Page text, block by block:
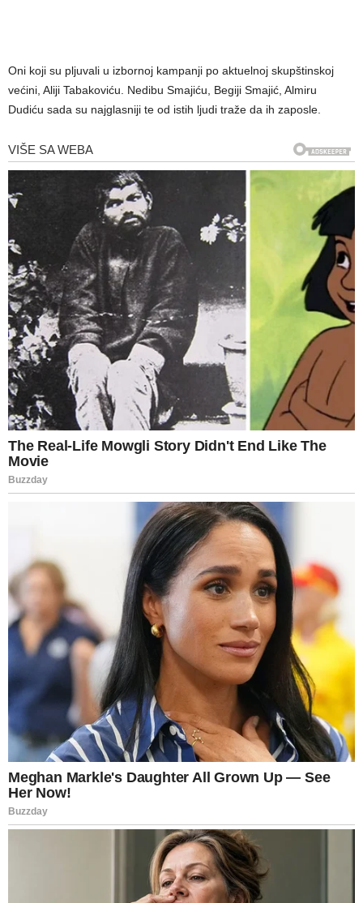
Oni koji su pljuvali u izbornoj kampanji po aktuelnoj skupštinskoj
većini, Aliji Tabakoviću. Nedibu Smajiću, Begiji Smajić, Almiru
Dudiću sada su najglasniji te od istih ljudi traže da ih zaposle.